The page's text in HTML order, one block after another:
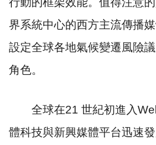
界系統中心的西方主流傳播
設定全球各地氣候變遷風險
角色。
全球在21 世紀初進入
體科技與新興媒體平台迅速